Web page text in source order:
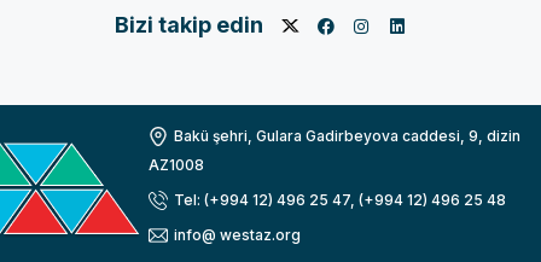
Bizi takip edin
Bakü şehri, Gulara Gadirbeyova caddesi, 9, dizin
AZ1008
Tel: (+994 12) 496 25 47, (+994 12) 496 25 48
info@ westaz.org